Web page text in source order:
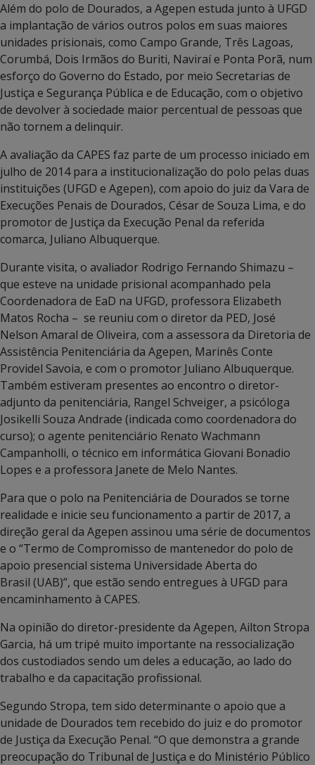
Além do polo de Dourados, a Agepen estuda junto à UFGD
a implantação de vários outros polos em suas maiores
unidades prisionais, como Campo Grande, Três Lagoas,
Corumbá, Dois Irmãos do Buriti, Naviraí e Ponta Porã, num
esforço do Governo do Estado, por meio Secretarias de
Justiça e Segurança Pública e de Educação, com o objetivo
de devolver à sociedade maior percentual de pessoas que
não tornem a delinquir.
A avaliação da CAPES faz parte de um processo iniciado em
julho de 2014 para a institucionalização do polo pelas duas
instituições (UFGD e Agepen), com apoio do juiz da Vara de
Execuções Penais de Dourados, César de Souza Lima, e do
promotor de Justiça da Execução Penal da referida
comarca, Juliano Albuquerque.
Durante visita, o avaliador Rodrigo Fernando Shimazu –
que esteve na unidade prisional acompanhado pela
Coordenadora de EaD na UFGD, professora Elizabeth
Matos Rocha – se reuniu com o diretor da PED, José
Nelson Amaral de Oliveira, com a assessora da Diretoria de
Assistência Penitenciária da Agepen, Marinês Conte
Providel Savoia, e com o promotor Juliano Albuquerque.
Também estiveram presentes ao encontro o diretor-
adjunto da penitenciária, Rangel Schveiger, a psicóloga
Josikelli Souza Andrade (indicada como coordenadora do
curso); o agente penitenciário Renato Wachmann
Campanholli, o técnico em informática Giovani Bonadio
Lopes e a professora Janete de Melo Nantes.
Para que o polo na Penitenciária de Dourados se torne
realidade e inicie seu funcionamento a partir de 2017, a
direção geral da Agepen assinou uma série de documentos
e o “Termo de Compromisso de mantenedor do polo de
apoio presencial sistema Universidade Aberta do
Brasil (UAB)”, que estão sendo entregues à UFGD para
encaminhamento à CAPES.
Na opinião do diretor-presidente da Agepen, Ailton Stropa
Garcia, há um tripé muito importante na ressocialização
dos custodiados sendo um deles a educação, ao lado do
trabalho e da capacitação profissional.
Segundo Stropa, tem sido determinante o apoio que a
unidade de Dourados tem recebido do juiz e do promotor
de Justiça da Execução Penal. “O que demonstra a grande
preocupação do Tribunal de Justiça e do Ministério Público